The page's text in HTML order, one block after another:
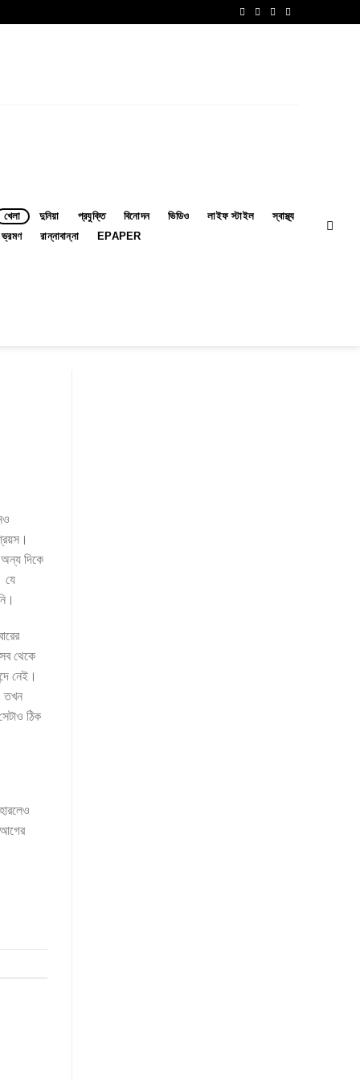
খেলা দুনিয়া প্রযুক্তি বিনোদন ভিডিও লাইফ স্টাইল
স্বাস্থ্য
ভ্রমণ
রান্নাবান্না EPAPER
অন্য দিকে
যে
থেকে
নেই।
তখন
ঠিক
আগের